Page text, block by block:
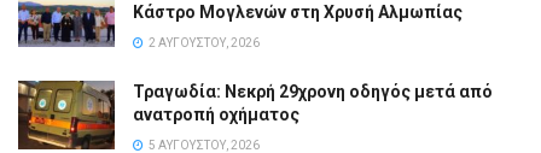
Κάστρο Μογλενών στη Χρυσή Αλμωπίας
2 ΑΥΓΟΎΣΤΟΥ, 2026
Τραγωδία: Νεκρή 29χρονη οδηγός μετά από
ανατροπή οχήματος
5 ΑΥΓΟΎΣΤΟΥ, 2026